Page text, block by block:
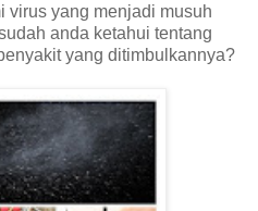
virus yang menjadi musuh
anda ketahui tentang
yang ditimbulkannya?